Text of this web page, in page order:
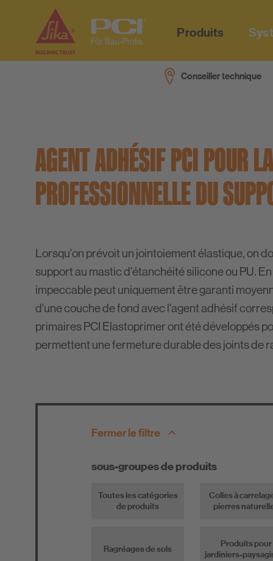
Produits
PCI-Fanshop
Calcul consommation
Projets de référence
Conseiller technique
AGENT ADHÉSIF PCI POUR
PROFESSIONNELLE DU
Lorsqu'on prévoit un jointoiement élastique, on
support au mastic d'étanchéité silicone ou PU.
impeccable peut uniquement être garanti
d'une couche de fond avec l'agent adhésif
primaires PCI Elastoprimer ont été développés
permettent une fermeture durable des joints de
Fermer le filtre
sous-groupes de produits
Toutes les catégories
de produits
Colles à
pierres
Ragréages de sols
Produits pour
jardiniers-